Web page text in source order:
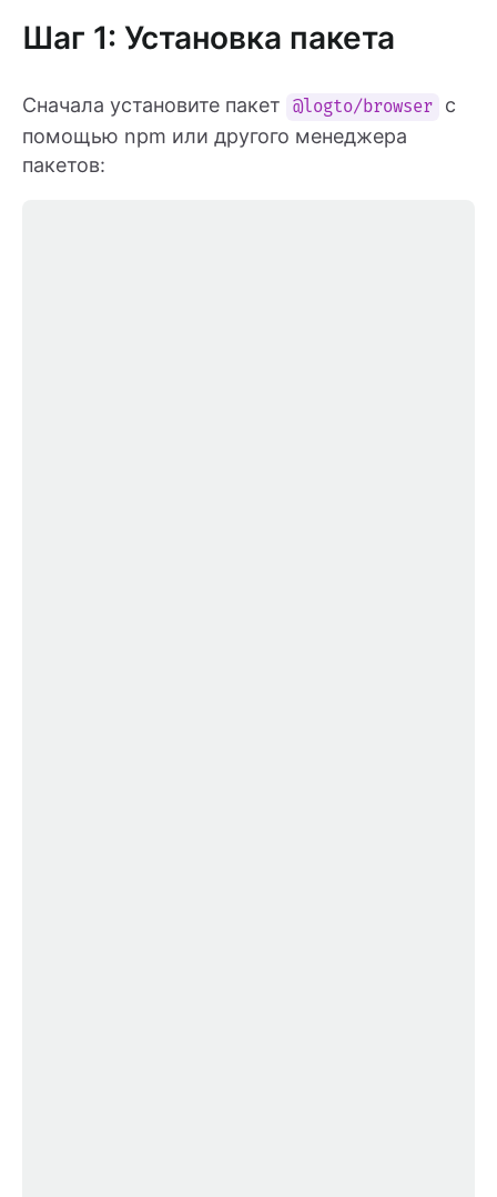
Шаг 1: Установка пакета
Сначала установите пакет @logto/browser
с
помощью npm или другого менеджера
пакетов: